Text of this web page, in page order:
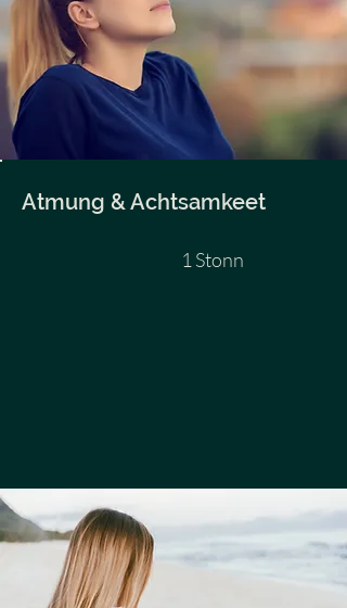
Atmung & Achtsamkeet
1 Stonn